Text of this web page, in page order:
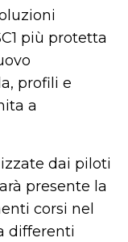
più protetta
profili e
a
dai piloti
presente la
corsi nel
differenti